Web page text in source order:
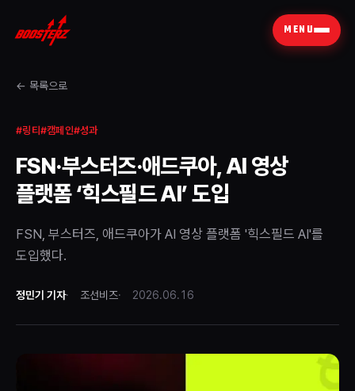
MENU
← 목록으로
#링티 #캠페인#성과
FSN·부스터즈·애드쿠아, AI 영상
플랫폼 ‘힉스필드 AI’ 도입
FSN, 부스터즈, 애드쿠아가 AI 영상 플랫폼 '힉스필드 AI'를
도입했다.
정민기 기자 조선비즈 2026.06.16